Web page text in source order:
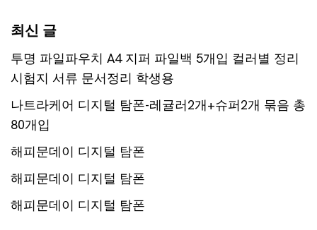
최신 글
투명 파일파우치 A4 지퍼 파일백 5개입 컬러별 정리
시험지 서류 문서정리 학생용
나트라케어 디지털 탐폰-레귤러2개+슈퍼2개 묶음 총
80개입
해피문데이 디지털 탐폰
해피문데이 디지털 탐폰
해피문데이 디지털 탐폰